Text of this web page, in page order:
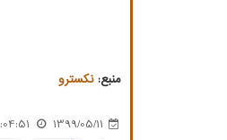
منبع:نكسترو
1399/05/11